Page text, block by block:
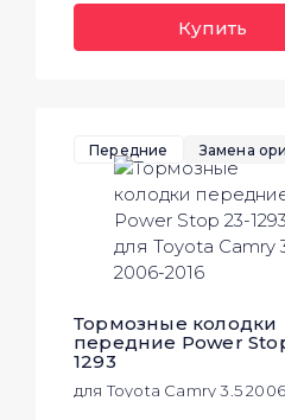
Купить
Передние Замена
Тормозные колодки
передние Power
1293
для Toyota Camry 3.5